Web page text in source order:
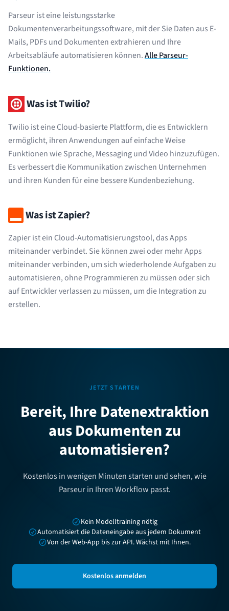
Parseur ist eine leistungsstarke
Dokumentenverarbeitungssoftware, mit der Sie Daten aus E-
Mails, PDFs und Dokumenten extrahieren und Ihre
Arbeitsabläufe automatisieren können.Alle Parseur-
Funktionen.
Was ist Twilio?
Twilio ist eine Cloud-basierte Plattform, die es Entwicklern
ermöglicht, ihren Anwendungen auf einfache Weise
Funktionen wie Sprache, Messaging und Video hinzuzufügen.
Es verbessert die Kommunikation zwischen Unternehmen
und ihren Kunden für eine bessere Kundenbeziehung.
Was ist Zapier?
Zapier ist ein Cloud-Automatisierungstool, das Apps
miteinander verbindet. Sie können zwei oder mehr Apps
miteinander verbinden, um sich wiederholende Aufgaben zu
automatisieren, ohne Programmieren zu müssen oder sich
auf Entwickler verlassen zu müssen, um die Integration zu
erstellen.
JETZT STARTEN
Bereit, Ihre Datenextraktion
aus Dokumenten zu
automatisieren?
Kostenlos in wenigen Minuten starten und sehen, wie
Parseur in Ihren Workflow passt.
Kein Modelltraining nötig
Automatisiert die Dateneingabe aus jedem Dokument
Von der Web-App bis zur API. Wächst mit Ihnen.
Kostenlos anmelden